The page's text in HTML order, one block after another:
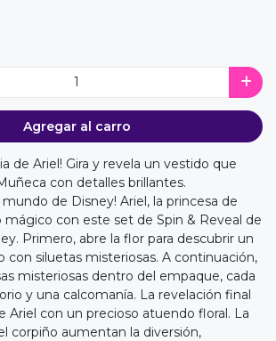
Agregar al carro
de Ariel! Gira y revela un vestido que
con detalles brillantes.
de Disney! Ariel, la princesa de
mágico con este set de Spin & Reveal de
Primero, abre la flor para descubrir un
con siluetas misteriosas. A continuación,
misteriosas dentro del empaque, cada
y una calcomanía. La revelación final
Ariel con un precioso atuendo floral. La
corpiño aumentan la diversión,